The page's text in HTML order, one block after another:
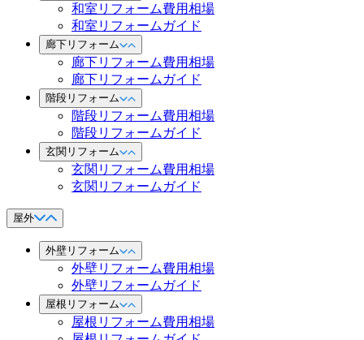
和室リフォーム費用相場
和室リフォームガイド
廊下リフォーム
廊下リフォーム費用相場
廊下リフォームガイド
階段リフォーム
階段リフォーム費用相場
階段リフォームガイド
玄関リフォーム
玄関リフォーム費用相場
玄関リフォームガイド
屋外
外壁リフォーム
外壁リフォーム費用相場
外壁リフォームガイド
屋根リフォーム
屋根リフォーム費用相場